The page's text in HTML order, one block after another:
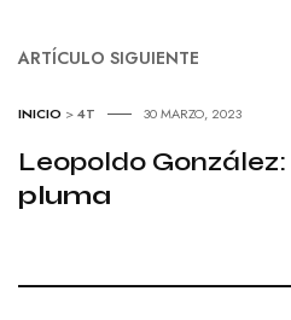
ARTÍCULO SIGUIENTE
INICIO >4T 30 MARZO, 2023
Leopoldo González:
pluma